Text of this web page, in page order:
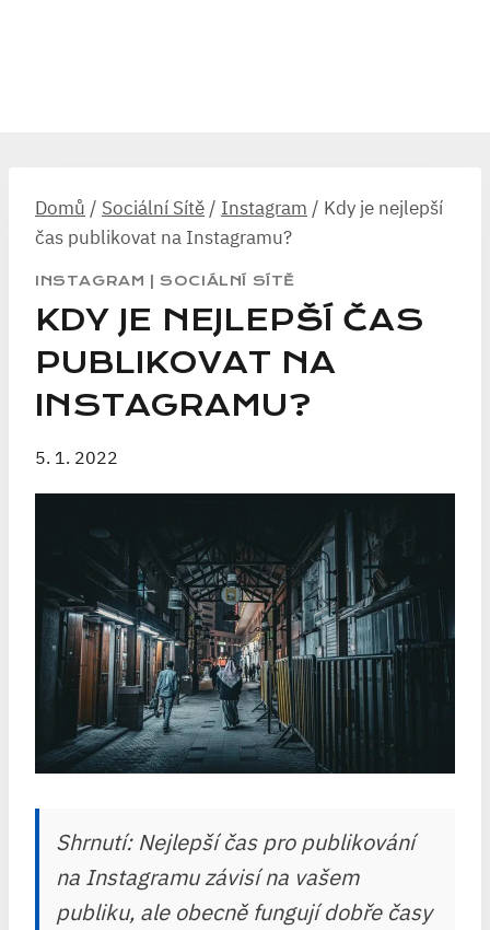
Domů / Sociální Sítě / Instagram / Kdy je nejlepší
čas publikovat na Instagramu?
INSTAGRAM |SOCIÁLNÍ SÍTĚ
KDY JE NEJLEPŠÍ ČAS
PUBLIKOVAT NA
INSTAGRAMU?
5. 1. 2022
Shrnutí: Nejlepší čas pro publikování
na Instagramu závisí na vašem
publiku, ale obecně fungují dobře časy